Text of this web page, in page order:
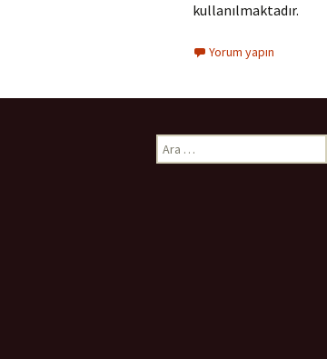
kullanılmaktadır.
Yorum yapın
Arama: